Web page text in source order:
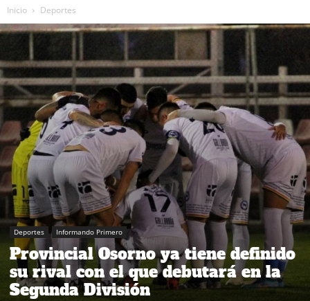
Inicio Deportes
Deportes Informando Primero
Provincial Osorno ya tiene definido
su rival con el que debutará en la
Segunda División